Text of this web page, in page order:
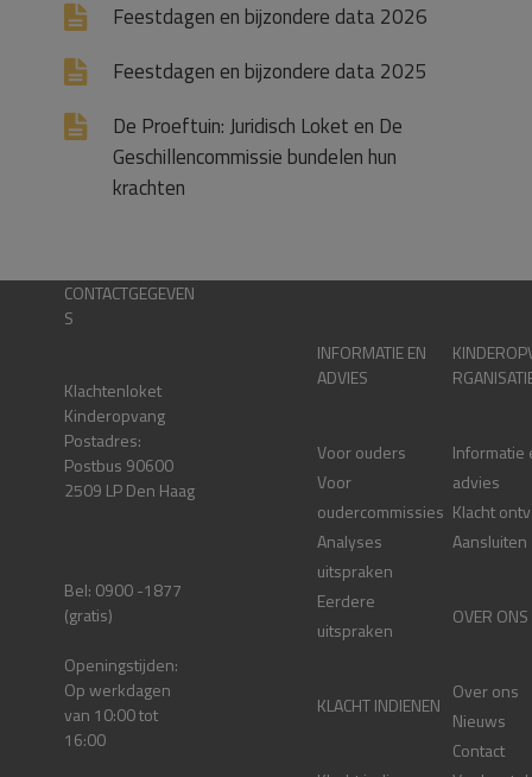
Feestdagen en bijzondere data 2026
Feestdagen en bijzondere data 2025
De Proeftuin: Juridisch Loket en De
Geschillencommissie bundelen hun
krachten
CONTACTGEGEVEN
S
Klachtenloket
Kinderopvang
Postadres:
Postbus 90600
2509 LP Den Haag
Bel: 0900 -1877
(gratis)
Openingstijden:
Op werkdagen
van 10:00 tot
16:00
INFORMATIE EN
ADVIES
Voor ouders
Voor
oudercommissies
Analyses
uitspraken
Eerdere
uitspraken
KLACHT INDIENEN
Informatie
advies
Klacht
Aansluiten
OVER ONS
Over ons
Nieuws
Contact